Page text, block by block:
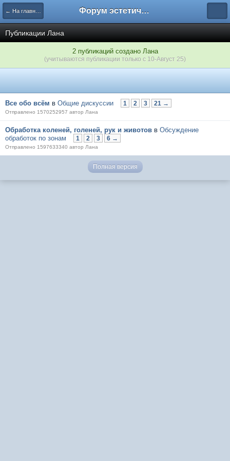
← На главную Форум эстетического меньшинства
Публикации Лана
2 публикаций создано Лана
(учитываются публикации только с 10-Август 25)
Все обо всём в Общие дискуссии 1 2 3 21 →
Отправлено 1570252957 автор Лана
Обработка коленей, голеней, рук и животов в Обсуждение
обработок по зонам
1 2 3 6 →
Отправлено 1597633340 автор Лана
Полная версия